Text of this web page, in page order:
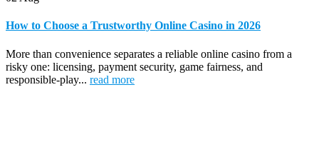
How to Choose a Trustworthy Online Casino in 2026
More than convenience separates a reliable online casino from a
risky one: licensing, payment security, game fairness, and
responsible-play... read more